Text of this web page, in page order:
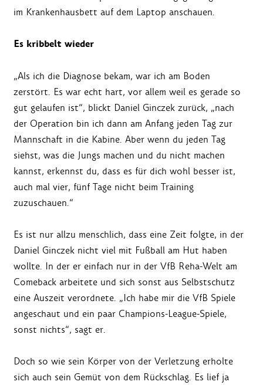
im Krankenhausbett auf dem Laptop anschauen.
Es kribbelt wieder
„Als ich die Diagnose bekam, war ich am Boden
zerstört. Es war echt hart, vor allem weil es gerade so
gut gelaufen ist“, blickt Daniel Ginczek zurück, „nach
der Operation bin ich dann am Anfang jeden Tag zur
Mannschaft in die Kabine. Aber wenn du jeden Tag
siehst, was die Jungs machen und du nicht machen
kannst, erkennst du, dass es für dich wohl besser ist,
auch mal vier, fünf Tage nicht beim Training
zuzuschauen.“
Es ist nur allzu menschlich, dass eine Zeit folgte, in der
Daniel Ginczek nicht viel mit Fußball am Hut haben
wollte. In der er einfach nur in der VfB Reha-Welt am
Comeback arbeitete und sich sonst aus Selbstschutz
eine Auszeit verordnete. „Ich habe mir die VfB Spiele
angeschaut und ein paar Champions-League-Spiele,
sonst nichts“, sagt er.
Doch so wie sein Körper von der Verletzung erholte
sich auch sein Gemüt von dem Rückschlag. Es lief ja